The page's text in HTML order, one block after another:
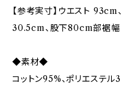
【参考実寸】ウエスト
30.5cm、股下80cm部裾
◆素材◆
コットン95%、ポリエステル